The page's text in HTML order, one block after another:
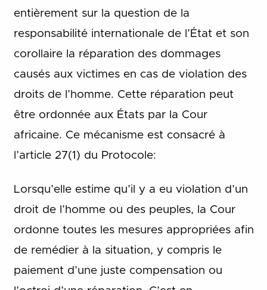
entièrement sur la question de la
responsabilité internationale de l’État et son
corollaire la réparation des dommages
causés aux victimes en cas de violation des
droits de l’homme. Cette réparation peut
être ordonnée aux États par la Cour
africaine. Ce mécanisme est consacré à
l’article 27(1) du Protocole:
Lorsqu’elle estime qu’il y a eu violation d’un
droit de l’homme ou des peuples, la Cour
ordonne toutes les mesures appropriées afin
de remédier à la situation, y compris le
paiement d’une juste compensation ou